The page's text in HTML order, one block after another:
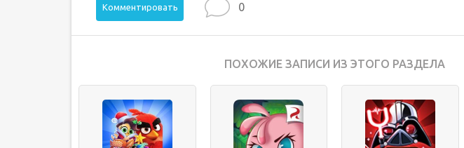
Комментировать 0
ПОХОЖИЕ ЗАПИСИ ИЗ ЭТОГО РАЗДЕЛА